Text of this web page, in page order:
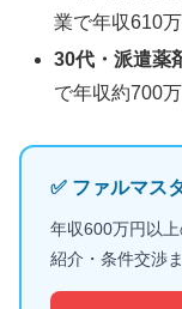
業で年収610
30代・派遣薬
で年収約700
✅ ファルマス
年収600万円以
紹介・条件交渉